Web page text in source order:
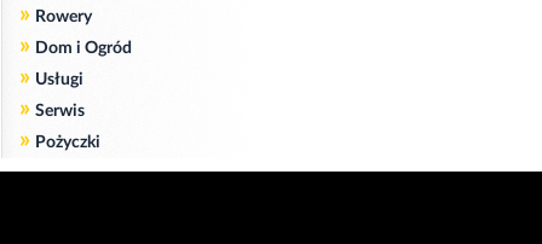
» Rowery
» Dom i Ogród
» Usługi
» Serwis
» Pożyczki